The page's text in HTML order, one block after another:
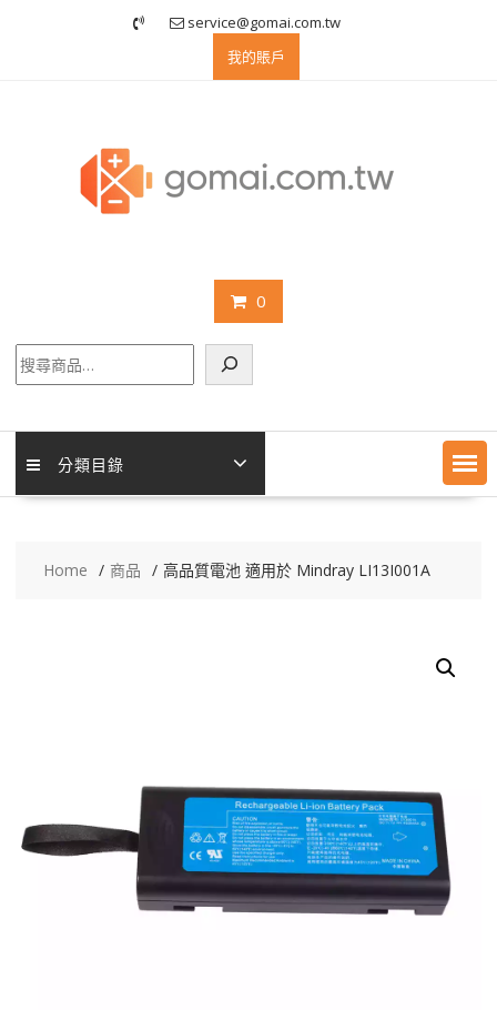
service@gomai.com.tw
我的賬戶
0
尋
分類目錄
Home 商品 高品質電池 適用於 Mindray LI13I001A